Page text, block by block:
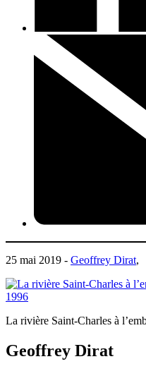
25 mai 2019 - Geoffrey Dirat,
La rivière Saint-Charles à
Geoffrey Dirat